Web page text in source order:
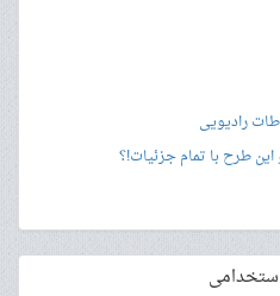
رادیویی
طرح با تمام جزئیات!؟